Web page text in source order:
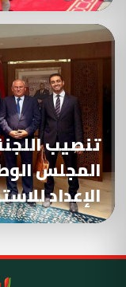
تنصيب
المجلس
الإعداد